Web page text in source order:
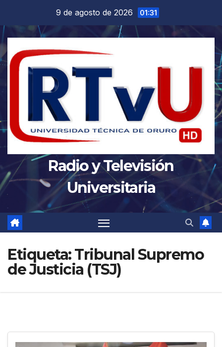
contenido
9 de agosto de 2026 01:31
Radio y Televisión
Universitaria
Etiqueta:Tribunal Supremo
de Justicia (TSJ)